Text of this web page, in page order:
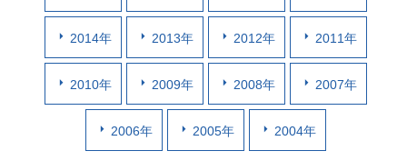
2014年 2013年 2012年 2011年
2010年 2009年 2008年 2007年
2006年 2005年 2004年